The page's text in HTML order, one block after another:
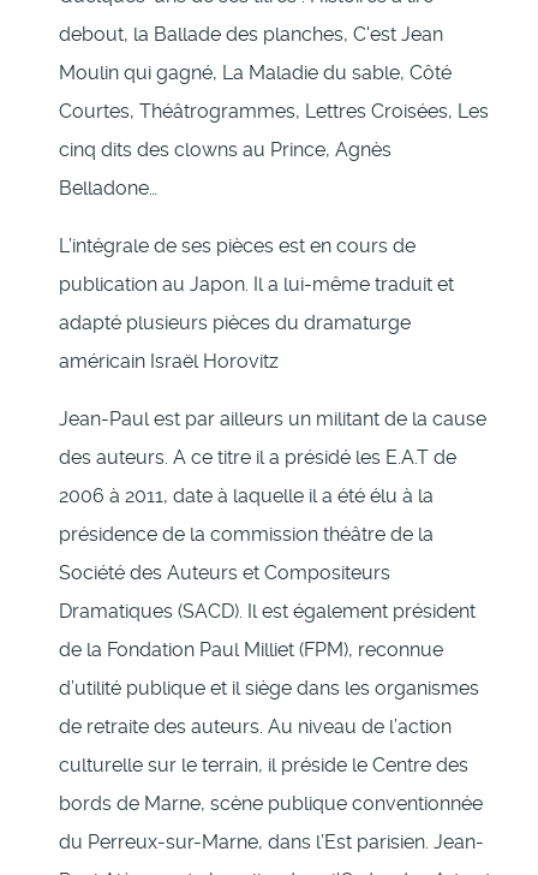
debout, la Ballade des planches, C'est Jean
Moulin qui gagné, La Maladie du sable, Côté
Courtes, Théâtrogrammes, Lettres Croisées, Les
cinq dits des clowns au Prince, Agnès
Belladone…
L’intégrale de ses pièces est en cours de
publication au Japon. Il a lui-même traduit et
adapté plusieurs pièces du dramaturge
américain Israël Horovitz
Jean-Paul est par ailleurs un militant de la cause
des auteurs. A ce titre il a présidé les E.A.T de
2006 à 2011, date à laquelle il a été élu à la
présidence de la commission théâtre de la
Société des Auteurs et Compositeurs
Dramatiques (SACD). Il est également président
de la Fondation Paul Milliet (FPM), reconnue
d’utilité publique et il siège dans les organismes
de retraite des auteurs. Au niveau de l’action
culturelle sur le terrain, il préside le Centre des
bords de Marne, scène publique conventionnée
du Perreux-sur-Marne, dans l’Est parisien. Jean-